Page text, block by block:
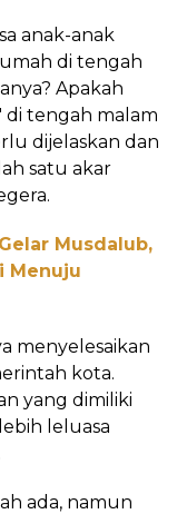
anak-anak
di tengah
Apakah
tengah malam
dijelaskan dan
satu akar
Musdalub,
Menuju
menyelesaikan
kota.
yang dimiliki
leluasa
ada, namun